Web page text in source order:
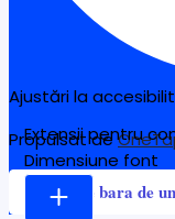
Ajustări la
Propulsat de
Ascunde bara de
Extensii pentru
Dimensiune font